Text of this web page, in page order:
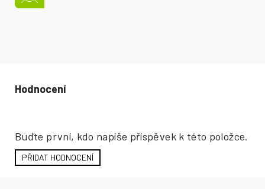
Buďte první, kdo napíše příspěvek k této položce.
PŘIDAT HODNOCENÍ